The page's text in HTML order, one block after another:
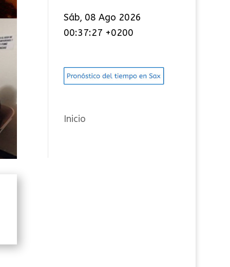
e
g
r
í
s
Sáb, 08 Ago 2026
00:37:28 +0200
Inicio